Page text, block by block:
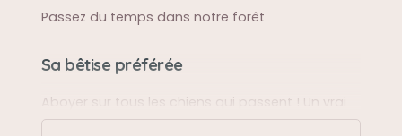
Passez du temps dans notre forêt
Sa bêtise préférée
Aboyer sur tous les chiens qui passent ! Un vrai
passe temps 🤣😇